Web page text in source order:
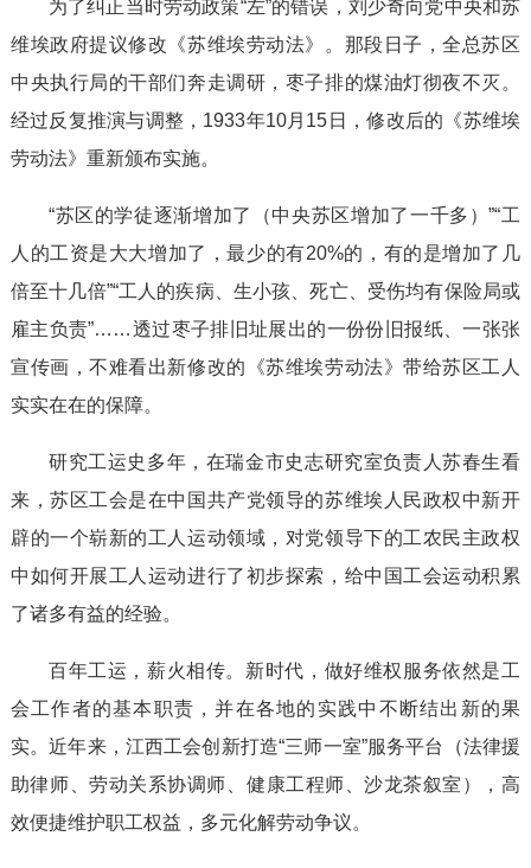
为了纠正当时劳动政策“左”的错误，刘少奇向党中央和苏
维埃政府提议修改《苏维埃劳动法》。那段日子，全总苏区
中央执行局的干部们奔走调研，枣子排的煤油灯彻夜不灭。
经过反复推演与调整，1933年10月15日，修改后的《苏维埃
劳动法》重新颁布实施。
“苏区的学徒逐渐增加了（中央苏区增加了一千多）”“工
人的工资是大大增加了，最少的有20%的，有的是增加了几
倍至十几倍”“工人的疾病、生小孩、死亡、受伤均有保险局或
雇主负责”……透过枣子排旧址展出的一份份旧报纸、一张张
宣传画，不难看出新修改的《苏维埃劳动法》带给苏区工人
实实在在的保障。
研究工运史多年，在瑞金市史志研究室负责人苏春生看
来，苏区工会是在中国共产党领导的苏维埃人民政权中新开
辟的一个崭新的工人运动领域，对党领导下的工农民主政权
中如何开展工人运动进行了初步探索，给中国工会运动积累
了诸多有益的经验。
百年工运，薪火相传。新时代，做好维权服务依然是工
会工作者的基本职责，并在各地的实践中不断结出新的果
实。近年来，江西工会创新打造“三师一室”服务平台（法律援
助律师、劳动关系协调师‌、健康工程师、沙龙茶叙室），高
效便捷维护职工权益，多元化解劳动争议。